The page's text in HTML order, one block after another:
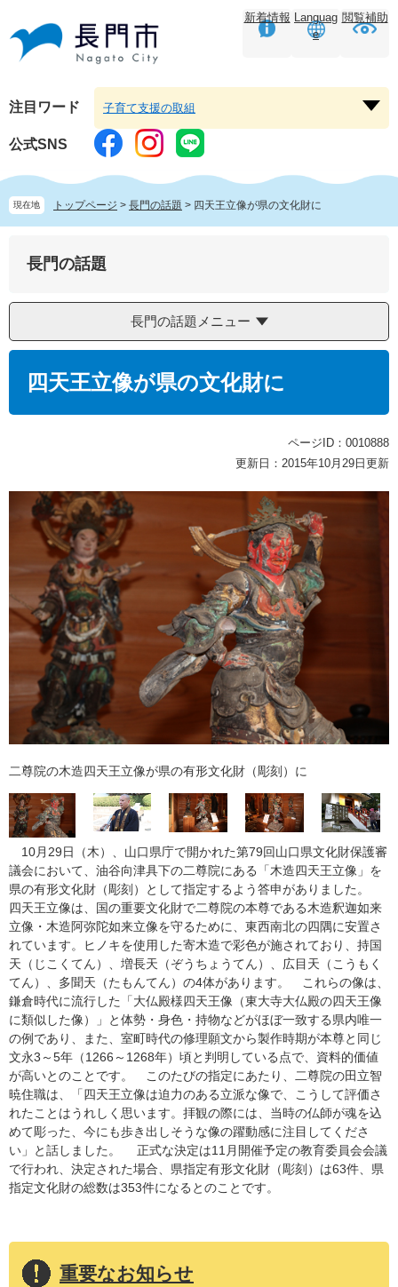
頭
す。
飛
し
本
文
へ
新着情報 Languag
e
閲覧補助
注目ワード
ー
子育て支援の取組
公式SNS
現在地 トップページ > 長門の話題 > 四天王立像が県の文化財に
長門の話題
長門の話題メニュー
四天王立像が県の文化財に
ページID：0010888
更新日：2015年10月29日更新
二尊院の木造四天王立像が県の有形文化財（彫刻）に
10月29日（木）、山口県庁で開かれた第79回山口県文化財保護審
議会において、油谷向津具下の二尊院にある「木造四天王立像」を
県の有形文化財（彫刻）として指定するよう答申がありました。
四天王立像は、国の重要文化財で二尊院の本尊である木造釈迦如来
立像・木造阿弥陀如来立像を守るために、東西南北の四隅に安置さ
れています。ヒノキを使用した寄木造で彩色が施されており、持国
天（じこくてん）、増長天（ぞうちょうてん）、広目天（こうもく
てん）、多聞天（たもんてん）の4体があります。 これらの像は、
鎌倉時代に流行した「大仏殿様四天王像（東大寺大仏殿の四天王像
に類似した像）」と体勢・身色・持物などがほぼ一致する県内唯一
の例であり、また、室町時代の修理願文から製作時期が本尊と同じ
文永3～5年（1266～1268年）頃と判明している点で、資料的価値
が高いとのことです。 このたびの指定にあたり、二尊院の田立智
暁住職は、「四天王立像は迫力のある立派な像で、こうして評価さ
れたことはうれしく思います。拝観の際には、当時の仏師が魂を込
めて彫った、今にも歩き出しそうな像の躍動感に注目してくださ
い」と話しました。 正式な決定は11月開催予定の教育委員会会議
で行われ、決定された場合、県指定有形文化財（彫刻）は63件、県
指定文化財の総数は353件になるとのことです。
重要なお知らせ